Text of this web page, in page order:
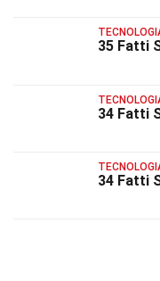
35 Fatti
34 Fatti
34 Fatti